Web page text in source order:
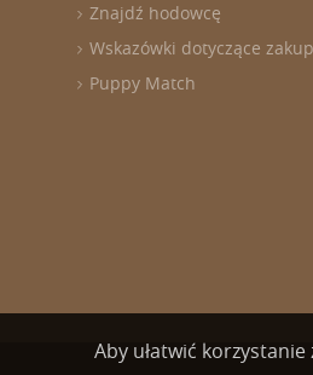
Znajdź hodowcę
Wskazówki dotyczące
Puppy Match
Aby ułatwić